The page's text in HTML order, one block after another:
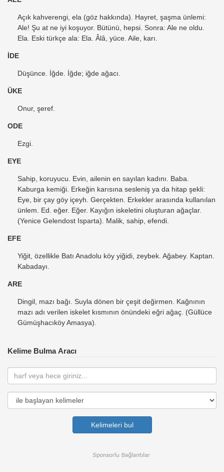
Açık kahverengi, ela (göz hakkında). Hayret, şaşma ünlemi:
Ale! Şu at ne iyi koşuyor. Bütünü, hepsi. Sonra: Ale ne oldu.
Ela. Eski türkçe ala: Ela. Âlâ, yüce. Aile, karı.
İDE
Düşünce. İğde. İğde; iğde ağacı.
ÜKE
Onur, şeref.
ODE
Ezgi.
EYE
Sahip, koruyucu. Evin, ailenin en sayılan kadını. Baba.
Kaburga kemiği. Erkeğin karısına sesleniş ya da hitap şekli:
Eye, bir çay göy içeyh. Gerçekten. Erkekler arasında kullanılan
ünlem. Ed. eğer. Eğer. Kayığın iskeletini oluşturan ağaçlar.
(Yenice Gelendost Isparta). Malik, sahip, efendi.
EFE
Yiğit, özellikle Batı Anadolu köy yiğidi, zeybek. Ağabey. Kaptan.
Kabadayı.
ARE
Dingil, mazı bağı. Suyla dönen bir çeşit değirmen. Kağnının
mazı adı verilen iskelet kısmının önündeki eğri ağaç. (Güllüce
Gümüşhacıköy Amasya).
Kelime Bulma Aracı